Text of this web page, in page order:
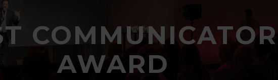
COMMUNICATOR
AWARD